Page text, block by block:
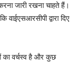
जारी रखना चाहते हैं।
द्वारा दिए
का वर्चस्व है और कुछ